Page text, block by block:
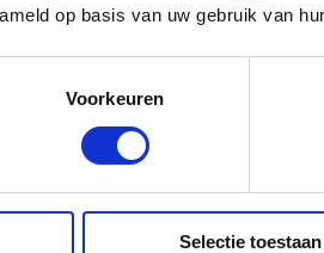
op basis van uw gebruik van
Voorkeuren
Selectie toestaan
cruiseschepen per jaar afhandelt. Meer
cruisehaven heeft een kade van
De grote aantrekkingskrachten en
bevindt waardoor er tot 6 uur tijd
en dat een trip naar Amsterdam van de
heeft de afgelopen jaren dan ook niet op
werd er een tweede cruise terminal
genomen en kwam er ook een nieuwe
Dan moet je hier zijn!